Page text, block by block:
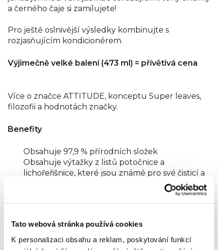
Tato webová stránka používá cookies
K personalizaci obsahu a reklam, poskytování funkcí
a černého čaje si zamilujete!
Pro ještě oslnivější výsledky kombinujte s
rozjasňujícím kondicionérem.
Výjimečně velké balení (473 ml) = přívětivá cena
Více o značce ATTITUDE, konceptu Super leaves,
filozofii a hodnotách značky.
Benefity
Obsahuje 97,9 % přírodních složek
Obsahuje výtažky z listů potočnice a
lichořeřišnice, které jsou známé pro své čisticí a
Obohaceno o výtažek z citronových listů s
antioxidačními a povzbuzujícími vlastnostmi
S příjemnou vůní z přírodních zdrojů.
Kombinovatelné s rozjasňujícím kondicionerem.
Dermatologicky testováno.